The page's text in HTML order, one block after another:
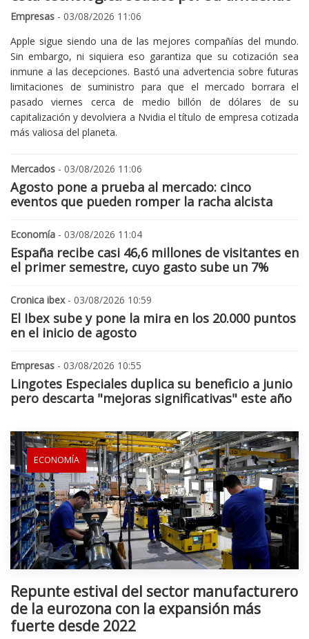
Empresas - 03/08/2026 11:06
Apple sigue siendo una de las mejores compañías del mundo.
Sin embargo, ni siquiera eso garantiza que su cotización sea
inmune a las decepciones. Bastó una advertencia sobre futuras
limitaciones de suministro para que el mercado borrara el
pasado viernes cerca de medio billón de dólares de su
capitalización y devolviera a Nvidia el título de empresa cotizada
más valiosa del planeta.
Mercados - 03/08/2026 11:06
Agosto pone a prueba al mercado: cinco
eventos que pueden romper la racha alcista
Economía - 03/08/2026 11:04
España recibe casi 46,6 millones de visitantes en
el primer semestre, cuyo gasto sube un 7%
Cronica ibex- 03/08/2026 10:59
El Ibex sube y pone la mira en los 20.000 puntos
en el inicio de agosto
Empresas - 03/08/2026 10:55
Lingotes Especiales duplica su beneficio a junio
pero descarta "mejoras significativas" este año
ECONOMÍA
Repunte estival del sector manufacturero
de la eurozona con la expansión más
fuerte desde 2022